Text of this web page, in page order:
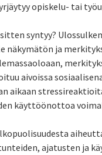
opiskelu- tai
syntyy?
näkymätön ja
aivoissa
aikaan
käyttöönottoa
ajatusten ja